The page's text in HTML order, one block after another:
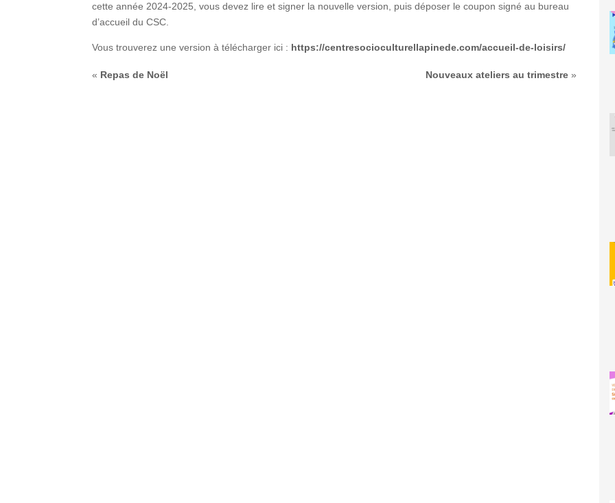
cette année 2024-2025, vous devez lire et signer la nouvelle version, puis déposer le coupon signé au bureau
d’accueil du CSC.
Vous trouverez une version à télécharger ici : https://centresocioculturellapinede.com/accueil-de-loisirs/
« Repas de Noël Nouveaux ateliers au trimestre »